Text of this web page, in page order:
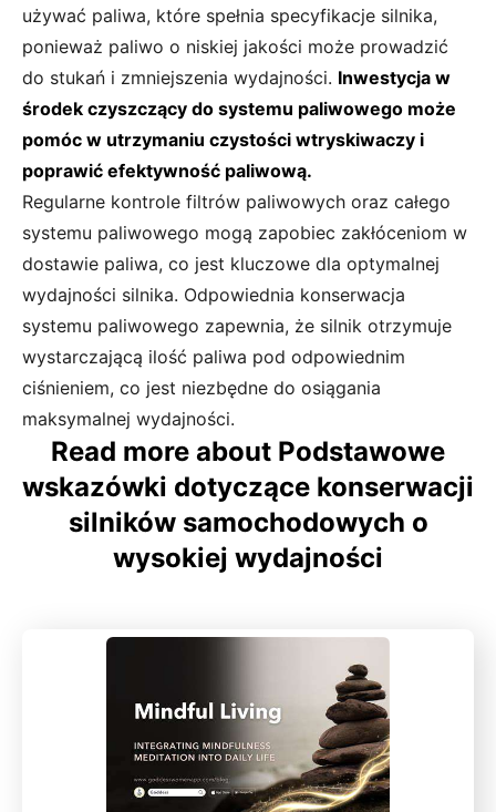
używać paliwa, które spełnia specyfikacje silnika,
ponieważ paliwo o niskiej jakości może prowadzić
do stukań i zmniejszenia wydajności. Inwestycja w
środek czyszczący do systemu paliwowego może
pomóc w utrzymaniu czystości wtryskiwaczy i
poprawić efektywność paliwową.
Regularne kontrole filtrów paliwowych oraz całego
systemu paliwowego mogą zapobiec zakłóceniom w
dostawie paliwa, co jest kluczowe dla optymalnej
wydajności silnika. Odpowiednia konserwacja
systemu paliwowego zapewnia, że silnik otrzymuje
wystarczającą ilość paliwa pod odpowiednim
ciśnieniem, co jest niezbędne do osiągania
maksymalnej wydajności.
Read more about Podstawowe
wskazówki dotyczące konserwacji
silników samochodowych o
wysokiej wydajności